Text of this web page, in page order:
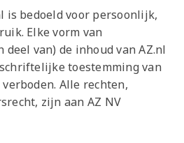
AZ
VROUWEN
JONG AZ
BUSINESS
tickets
Kessler
Café Van
&
NIEUWS
TEAMS
Vrouwen
Fans
CLUB & FANS
ons
Café Van
JEUGDOPLEIDING
de AZ
is bedoeld voor persoonlijk,
Elke vorm van
van) de inhoud van AZ.nl
toestemming van
Alle rechten,
zijn aan AZ NV